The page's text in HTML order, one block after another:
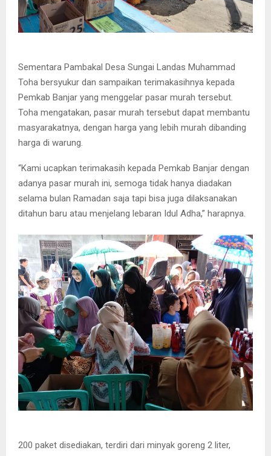
Sementara Pambakal Desa Sungai Landas Muhammad
Toha bersyukur dan sampaikan terimakasihnya kepada
Pemkab Banjar yang menggelar pasar murah tersebut.
Toha mengatakan, pasar murah tersebut dapat membantu
masyarakatnya, dengan harga yang lebih murah dibanding
harga di warung.
“Kami ucapkan terimakasih kepada Pemkab Banjar dengan
adanya pasar murah ini, semoga tidak hanya diadakan
selama bulan Ramadan saja tapi bisa juga dilaksanakan
ditahun baru atau menjelang lebaran Idul Adha,” harapnya.
200 paket disediakan, terdiri dari minyak goreng 2 liter,